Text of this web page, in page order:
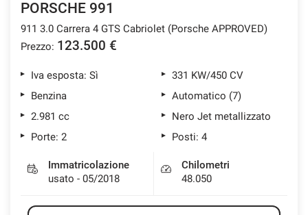
PORSCHE 991
911 3.0 Carrera 4 GTS Cabriolet (Porsche APPROVED)
Prezzo: 123.500 €
Iva esposta: Sì
331 KW/450 CV
Benzina
Automatico (7)
2.981 cc
Nero Jet metallizzato
Porte: 2
Posti: 4
Immatricolazione
usato - 05/2018
Chilometri
48.050
Cookie per il miglioramento dell'esperienza utente
Cookie analitici